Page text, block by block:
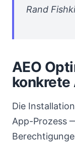
Rand
AEO
konkrete
Die
App-Prozess